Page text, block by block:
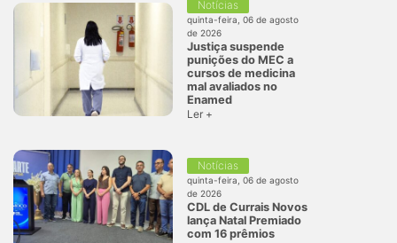
Notícias
quinta-feira, 06 de agosto
de 2026
Justiça suspende
punições do MEC a
cursos de medicina
mal avaliados no
Enamed
Ler +
Notícias
quinta-feira, 06 de agosto
de 2026
CDL de Currais Novos
lança Natal Premiado
com 16 prêmios